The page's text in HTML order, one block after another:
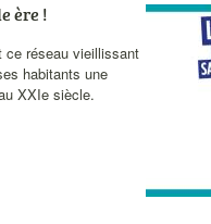
ère !
Visuel
actualités
ce réseau vieillissant
habitants une
XXIe siècle.